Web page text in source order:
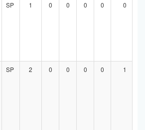
SP 1 0 0 0 0 0
SP 2 0 0 0 0 1